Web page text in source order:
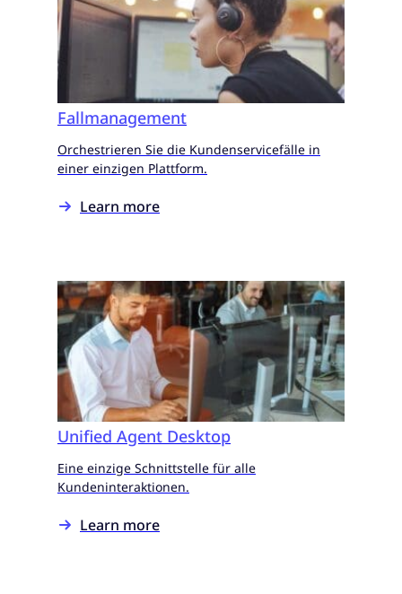
Fallmanagement
Orchestrieren Sie die Kundenservicefälle in
einer einzigen Plattform.
Learn more
Unified Agent Desktop
Eine einzige Schnittstelle für alle
Kundeninteraktionen.
Learn more